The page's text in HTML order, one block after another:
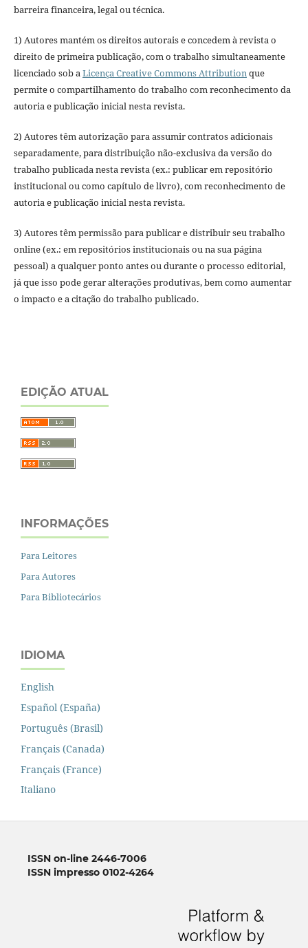
barreira financeira, legal ou técnica.
1) Autores mantém os direitos autorais e concedem à revista o
direito de primeira publicação, com o trabalho simultaneamente
licenciado sob aLicença Creative Commons Attributionque
permite o compartilhamento do trabalho com reconhecimento da
autoria e publicação inicial nesta revista.
2) Autores têm autorização para assumir contratos adicionais
separadamente, para distribuição não-exclusiva da versão do
trabalho publicada nesta revista (ex.: publicar em repositório
institucional ou como capítulo de livro), com reconhecimento de
autoria e publicação inicial nesta revista.
3) Autores têm permissão para publicar e distribuir seu trabalho
online (ex.: em repositórios institucionais ou na sua página
pessoal) a qualquer ponto antes ou durante o processo editorial,
já que isso pode gerar alterações produtivas, bem como aumentar
o impacto e a citação do trabalho publicado.
EDIÇÃO ATUAL
INFORMAÇÕES
Para Leitores
Para Autores
Para Bibliotecários
IDIOMA
English
Español (España)
Português (Brasil)
Français (Canada)
Français (France)
Italiano
ISSN on-line 2446-7006
ISSN impresso 0102-4264